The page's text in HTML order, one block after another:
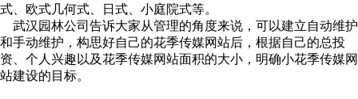
式、欧式几何式、日式、小庭院式等。
武汉园林公司告诉大家从管理的角度来说，可以建立自动维护
和手动维护，构思好自己的花季传媒网站后，根据自己的总投
资、个人兴趣以及花季传媒网站面积的大小，明确小花季传媒网
站建设的目标。